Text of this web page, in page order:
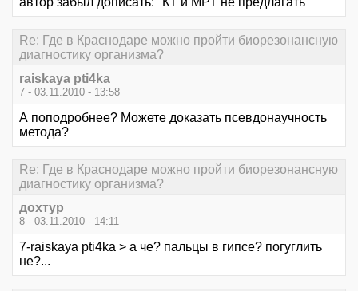
Re: Где в Краснодаре можно пройти биорезонансную
диагностику организма?
raiskaya pti4ka
7 - 03.11.2010 - 13:58
А поподробнее? Можете доказать псевдонаучность
метода?
Re: Где в Краснодаре можно пройти биорезонансную
диагностику организма?
дохтур
8 - 03.11.2010 - 14:11
7-raiskaya pti4ka > а че? пальцы в гипсе? погуглить
не?...